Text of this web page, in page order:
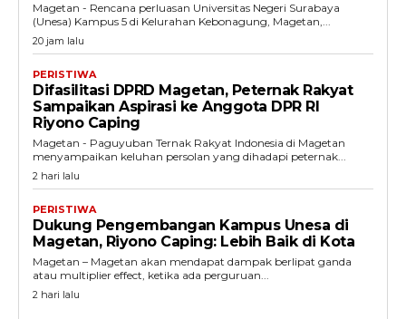
Magetan - Rencana perluasan Universitas Negeri Surabaya
(Unesa) Kampus 5 di Kelurahan Kebonagung, Magetan,...
20 jam lalu
PERISTIWA
Difasilitasi DPRD Magetan, Peternak Rakyat
Sampaikan Aspirasi ke Anggota DPR RI
Riyono Caping
Magetan - Paguyuban Ternak Rakyat Indonesia di Magetan
menyampaikan keluhan persolan yang dihadapi peternak...
2 hari lalu
PERISTIWA
Dukung Pengembangan Kampus Unesa di
Magetan, Riyono Caping: Lebih Baik di Kota
Magetan – Magetan akan mendapat dampak berlipat ganda
atau multiplier effect, ketika ada perguruan...
2 hari lalu